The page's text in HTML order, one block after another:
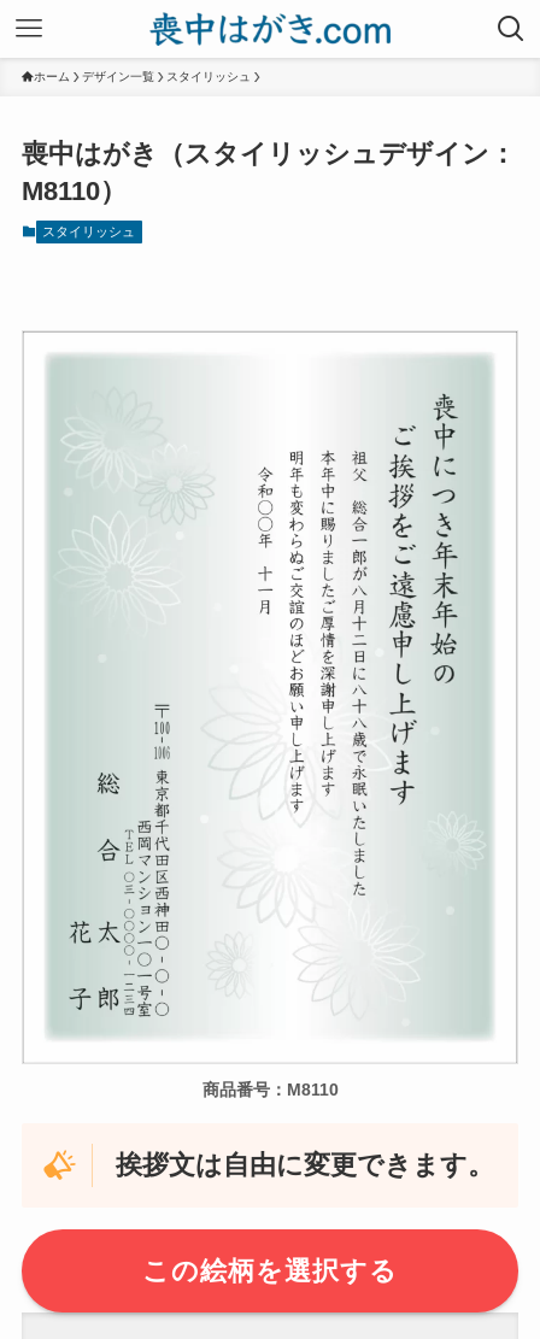
ホーム デザイン一覧 スタイリッシュ
喪中はがき（スタイリッシュデザイン：
M8110）
スタイリッシュ
商品番号：M8110
挨拶文は自由に変更できます。
この絵柄を選択する